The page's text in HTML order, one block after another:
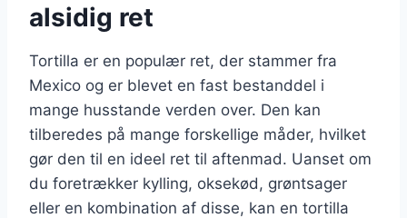
alsidig ret
Tortilla er en populær ret, der stammer fra
Mexico og er blevet en fast bestanddel i
mange husstande verden over. Den kan
tilberedes på mange forskellige måder, hvilket
gør den til en ideel ret til aftenmad. Uanset om
du foretrækker kylling, oksekød, grøntsager
eller en kombination af disse, kan en tortilla